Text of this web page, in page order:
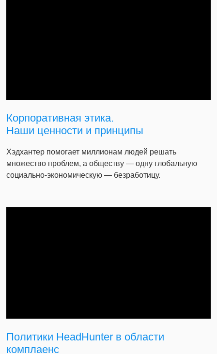
Корпоративная этика.
Наши ценности и принципы
Хэдхантер помогает миллионам людей решать
множество проблем, а обществу — одну глобальную
социально-экономическую — безработицу.
Политики HeadHunter в области
комплаенс